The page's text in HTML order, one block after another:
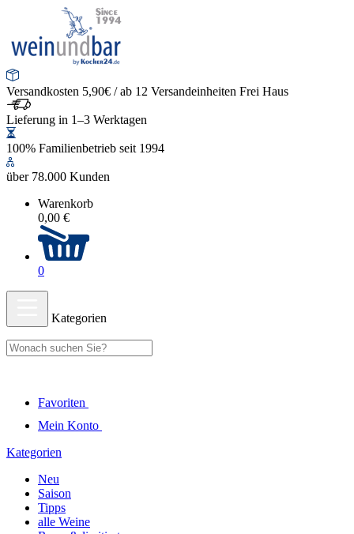
Versandkosten 5,90€ / ab 12 Versandeinheiten Frei Haus
Lieferung in 1–3 Werktagen
100% Familienbetrieb seit 1994
über 78.000 Kunden
Warenkorb
0,00 €
0
Kategorien
Favoriten
Mein Konto
Kategorien
Neu
Saison
Tipps
alle Weine